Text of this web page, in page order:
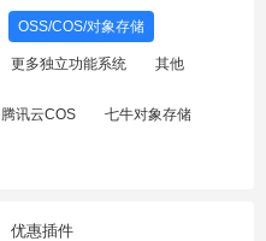
OSS/COS/对象存储
更多独立功能系统 其他
腾讯云COS 七牛对象存储
优惠插件